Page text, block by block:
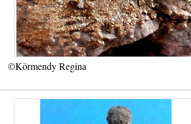
©Körmendy Regina